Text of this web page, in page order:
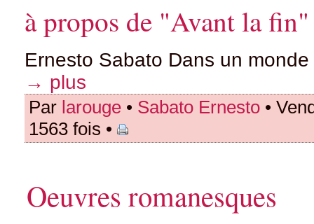
à propos de "Avant la fin"
Ernesto Sabato Dans un
→ plus
Par larouge • Sabato Ernesto •
1563 fois •
Oeuvres romanesques